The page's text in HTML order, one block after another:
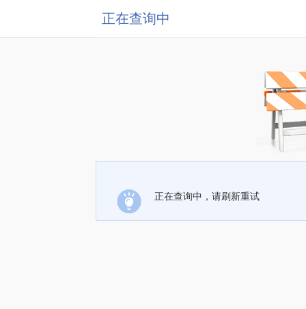
正在查询中
正在查询中，请刷新重试